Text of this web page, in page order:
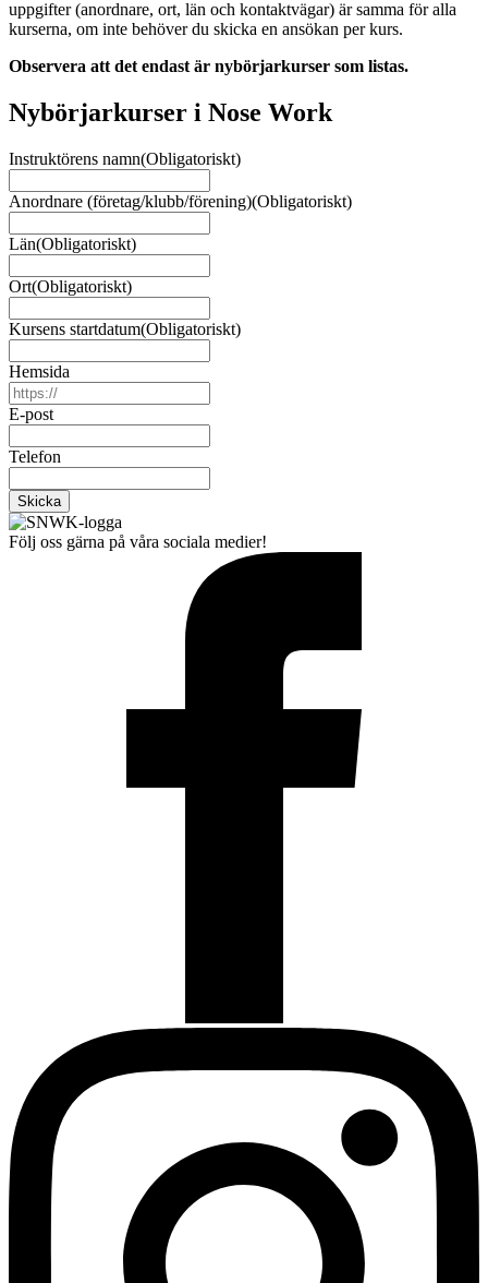
uppgifter (anordnare, ort, län och kontaktvägar) är samma för alla
kurserna, om inte behöver du skicka en ansökan per kurs.
Observera att det endast är nybörjarkurser som listas.
Nybörjarkurser i Nose Work
Instruktörens namn(Obligatoriskt)
Anordnare (företag/klubb/förening)(Obligatoriskt)
Län(Obligatoriskt)
Ort(Obligatoriskt)
Kursens startdatum(Obligatoriskt)
Hemsida
E-post
Telefon
Följ oss gärna på våra sociala medier!